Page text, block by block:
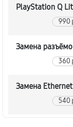
PlayStation Q
990
Замена
360
Замена
540